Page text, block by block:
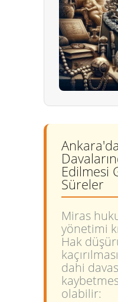
Edilmesi
Süreler
Miras
yönetimi
Hak
dahi
olabilir: